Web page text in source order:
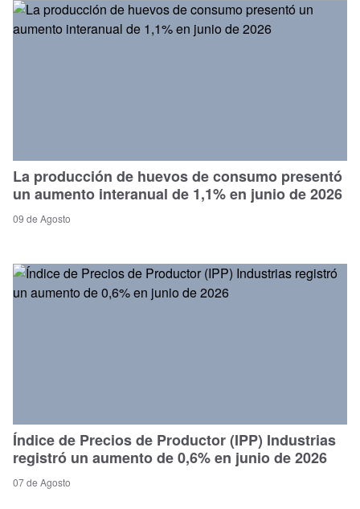
La producción de huevos de consumo presentó
un aumento interanual de 1,1% en junio de 2026
09 de Agosto
Índice de Precios de Productor (IPP) Industrias
registró un aumento de 0,6% en junio de 2026
07 de Agosto